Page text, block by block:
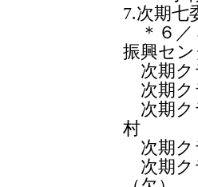
7.次期七
＊６／
振興セ
次期ク
次期ク
次期ク
村
次期ク
次期ク